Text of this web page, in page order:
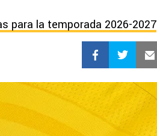
para la temporada 2026-2027